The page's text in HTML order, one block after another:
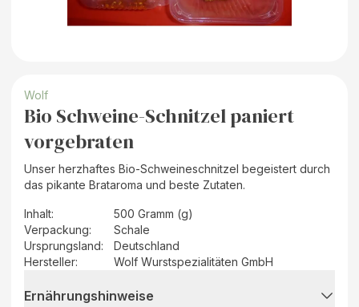
Wolf
Bio Schweine-Schnitzel paniert
vorgebraten
Unser herzhaftes Bio-Schweineschnitzel begeistert durch
das pikante Brataroma und beste Zutaten.
Inhalt:
500 Gramm (g)
Verpackung:
Schale
Ursprungsland:
Deutschland
Hersteller: Wolf Wurstspezialitäten GmbH
Ernährungshinweise